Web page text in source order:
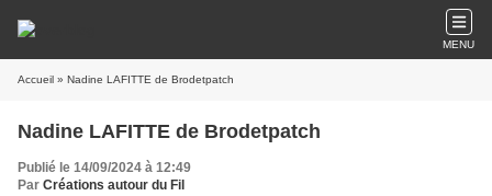
MENU
Accueil » Nadine LAFITTE de Brodetpatch
Nadine LAFITTE de Brodetpatch
Publié le 14/09/2024 à 12:49
Par Créations autour du Fil